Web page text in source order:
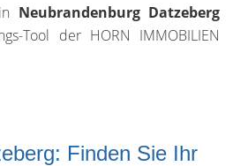
Neubrandenburg Datzeberg
Tool der HORN IMMOBILIEN
Finden Sie Ihr